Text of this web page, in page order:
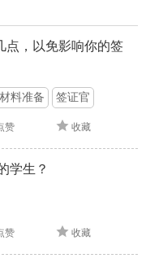
点，以免影响你的签
料准备 签证官
攻略
赞 收藏
学生？
赞 收藏